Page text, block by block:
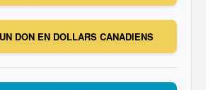
DON EN DOLLARS CANADIENS